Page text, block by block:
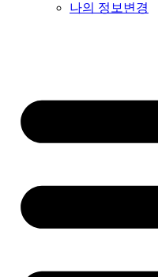
나의 정보변경